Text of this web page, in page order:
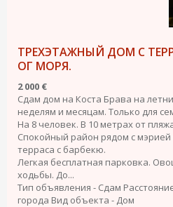
ТРЕХЭТАЖНЫЙ ДОМ С
ОГ МОРЯ.
2 000 €
Сдам дом на Коста Брава на
неделям и месяцам. Только для
На 8 человек. В 10 метрах от
Спокойный район рядом с мэрией
терраса с барбекю.
Легкая бесплатная парковка.
ходьбы. До...
Тип объявления - Сдам
города Вид объекта - Дом